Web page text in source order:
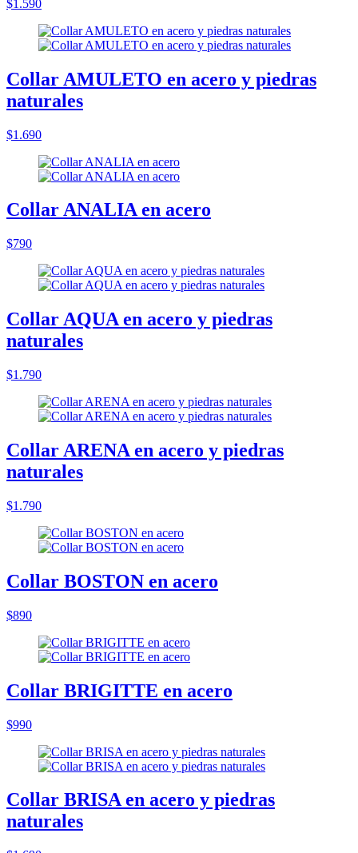
$1.590
Collar AMULETO en acero y piedras
naturales
$1.690
Collar ANALIA en acero
$790
Collar AQUA en acero y piedras
naturales
$1.790
Collar ARENA en acero y piedras
naturales
$1.790
Collar BOSTON en acero
$890
Collar BRIGITTE en acero
$990
Collar BRISA en acero y piedras
naturales